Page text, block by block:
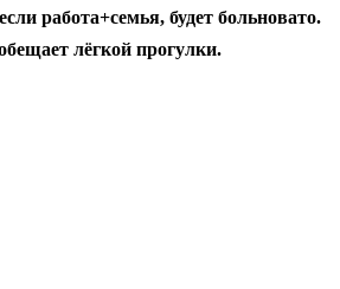
работа+семья, будет больновато.
лёгкой прогулки.